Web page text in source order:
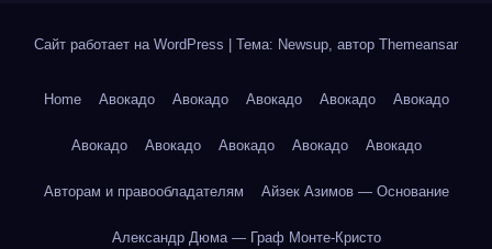
Сайт работает на WordPress Тема: Newsup, автор Themeansar
Home Авокадо Авокадо Авокадо Авокадо Авокадо
Авокадо Авокадо Авокадо Авокадо Авокадо
Авторам и правообладателям Айзек Азимов — Основание
Александр Дюма — Граф Монте-Кристо